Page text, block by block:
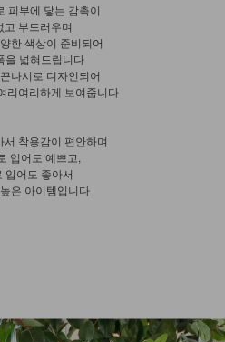
피부에 닿는 감촉이
고 부드러우며
한 색상이 준비되어
을 넓혀드립니다
나시로 디자인되어
리여리하게 보여줍니다
서 착용감이 편안하며
입어도 예쁘고,
입어도 좋아서
은 아이템입니다